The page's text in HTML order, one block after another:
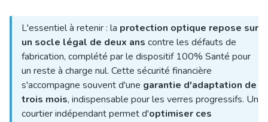
L'essentiel à retenir : la protection optique repose sur
un socle légal de deux ans contre les défauts de
fabrication, complété par le dispositif 100% Santé pour
un reste à charge nul. Cette sécurité financière
s'accompagne souvent d'une garantie d'adaptation de
trois mois, indispensable pour les verres progressifs. Un
courtier indépendant permet d'optimiser ces